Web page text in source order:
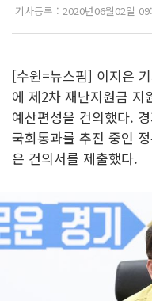
기사등록 : 2020년06월02일
[수원=뉴스핌] 이지은
에 제2차 재난지원금 지
예산편성을 건의했다.
국회통과를 추진 중인
은 건의서를 제출했다.